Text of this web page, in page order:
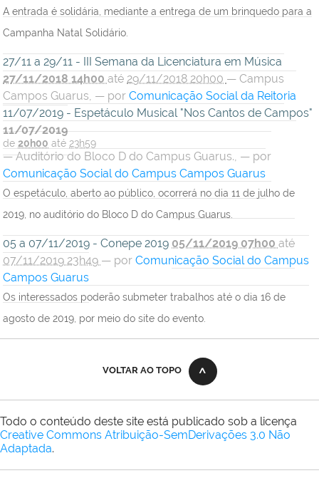
A entrada é solidária, mediante a entrega de um brinquedo para a
Campanha Natal Solidário.
27/11 a 29/11 - III Semana da Licenciatura em Música
27/11/2018 14h00 até 29/11/2018 20h00 — Campus
Campos Guarus, — por Comunicação Social da Reitoria
11/07/2019 - Espetáculo Musical "Nos Cantos de Campos"
11/07/2019
de 20h00 até 23h59
—Auditório do Bloco D do Campus Guarus., — por
Comunicação Social do Campus Campos Guarus
O espetáculo, aberto ao público, ocorrerá no dia 11 de julho de
2019, no auditório do Bloco D do Campus Guarus.
05 a 07/11/2019 - Conepe 2019 05/11/2019 07h00 até
07/11/2019 23h49 — por Comunicação Social do Campus
Campos Guarus
Os interessados poderão submeter trabalhos até o dia 16 de
agosto de 2019, por meio do site do evento.
VOLTAR AO TOPO
Todo o conteúdo deste site está publicado sob a licença
Creative Commons Atribuição-SemDerivações 3.0 Não
Adaptada.